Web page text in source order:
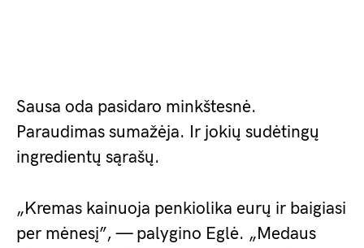
Sausa oda pasidaro minkštesnė.
Paraudimas sumažėja. Ir jokių sudėtingų
ingredientų sąrašų.
„Kremas kainuoja penkiolika eurų ir baigiasi
per mėnesį”, — palygino Eglė. „Medaus